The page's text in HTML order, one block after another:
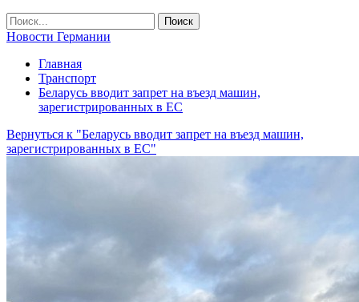
Новости Германии
Главная
Транспорт
Беларусь вводит запрет на въезд машин,
зарегистрированных в ЕС
Вернуться к "Беларусь вводит запрет на въезд машин,
зарегистрированных в ЕС"